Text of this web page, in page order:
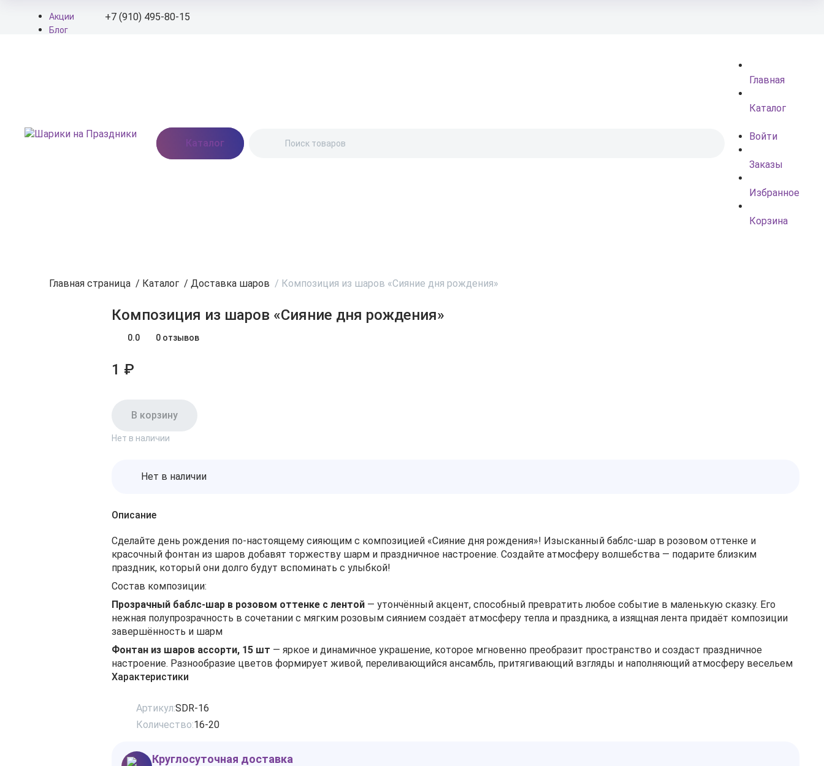
Акции
Блог
+7 (910) 495-80-15
Москва, Востряковское
шоссе, дом 7, стр. 3
Каталог
Главная
Каталог
Войти
Заказы
Избранное
Корзина
Главная страница / Каталог / Доставка шаров / Композиция из шаров «Сияние дня рождения»
Композиция из шаров «Сияние дня рождения»
0.0 0 отзывов
1 ₽
В корзину
Нет в наличии
Нет в наличии
Описание
Сделайте день рождения по‑настоящему сияющим с композицией «Сияние дня рождения»! Изысканный баблс‑шар в розовом оттенке и
красочный фонтан из шаров добавят торжеству шарм и праздничное настроение. Создайте атмосферу волшебства — подарите близким
праздник, который они долго будут вспоминать с улыбкой!
Состав композиции:
Прозрачный баблс-шар в розовом оттенке с лентой — утончённый акцент, способный превратить любое событие в маленькую сказку. Его
нежная полупрозрачность в сочетании с мягким розовым сиянием создаёт атмосферу тепла и праздника, а изящная лента придаёт композиции
завершённость и шарм
Фонтан из шаров ассорти, 15 шт — яркое и динамичное украшение, которое мгновенно преобразит пространство и создаст праздничное
настроение. Разнообразие цветов формирует живой, переливающийся ансамбль, притягивающий взгляды и наполняющий атмосферу весельем
Характеристики
Артикул:SDR-16
Количество:16-20
Круглосуточная доставка